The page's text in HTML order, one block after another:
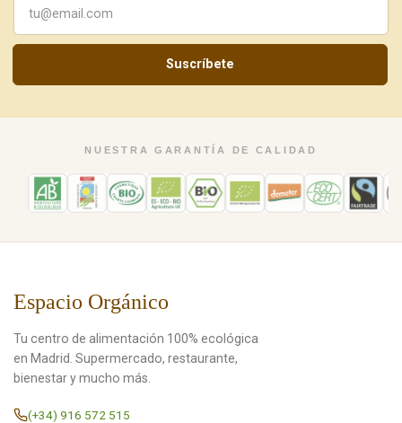
Suscríbete
NUESTRA GARANTÍA DE CALIDAD
Espacio Orgánico
Tu centro de alimentación 100% ecológica
en Madrid. Supermercado, restaurante,
bienestar y mucho más.
(+34) 916 572 515